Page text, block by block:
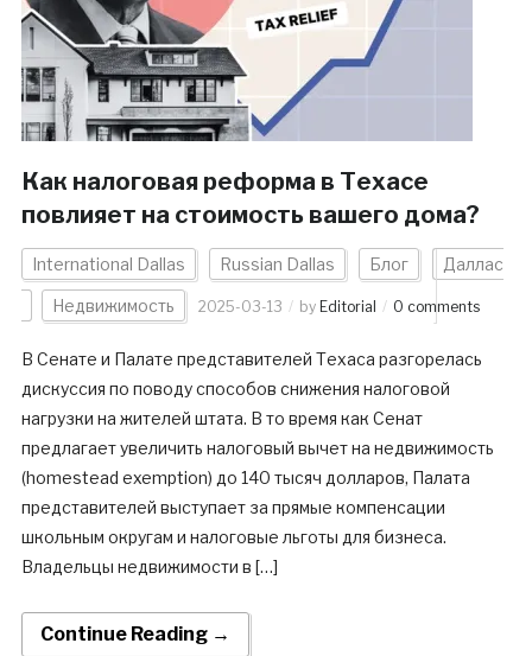
Как налоговая реформа в Техасе
повлияет на стоимость вашего дома?
International Dallas Russian Dallas Блог Даллас
Недвижимость 2025-03-13 by Editorial 0 comments
В Сенате и Палате представителей Техаса разгорелась
дискуссия по поводу способов снижения налоговой
нагрузки на жителей штата. В то время как Сенат
предлагает увеличить налоговый вычет на недвижимость
(homestead exemption) до 140 тысяч долларов, Палата
представителей выступает за прямые компенсации
школьным округам и налоговые льготы для бизнеса.
Владельцы недвижимости в […]
Continue Reading →